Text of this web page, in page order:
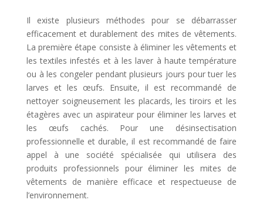
Il existe plusieurs méthodes pour se débarrasser
efficacement et durablement des mites de vêtements.
La première étape consiste à éliminer les vêtements et
les textiles infestés et à les laver à haute température
ou à les congeler pendant plusieurs jours pour tuer les
larves et les œufs. Ensuite, il est recommandé de
nettoyer soigneusement les placards, les tiroirs et les
étagères avec un aspirateur pour éliminer les larves et
les œufs cachés. Pour une désinsectisation
professionnelle et durable, il est recommandé de faire
appel à une société spécialisée qui utilisera des
produits professionnels pour éliminer les mites de
vêtements de manière efficace et respectueuse de
l’environnement.